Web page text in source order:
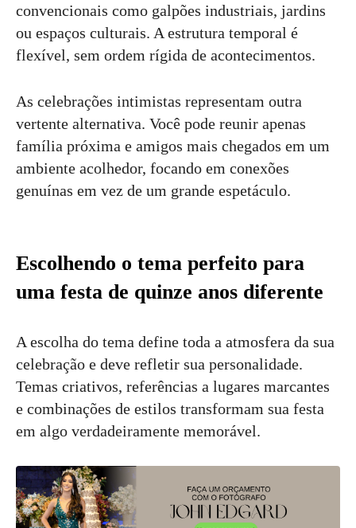
convencionais como galpões industriais, jardins
ou espaços culturais. A estrutura temporal é
flexível, sem ordem rígida de acontecimentos.
As celebrações intimistas representam outra
vertente alternativa. Você pode reunir apenas
família próxima e amigos mais chegados em um
ambiente acolhedor, focando em conexões
genuínas em vez de um grande espetáculo.
Escolhendo o tema perfeito para
uma festa de quinze anos diferente
A escolha do tema define toda a atmosfera da sua
celebração e deve refletir sua personalidade.
Temas criativos, referências a lugares marcantes
e combinações de estilos transformam sua festa
em algo verdadeiramente memorável.